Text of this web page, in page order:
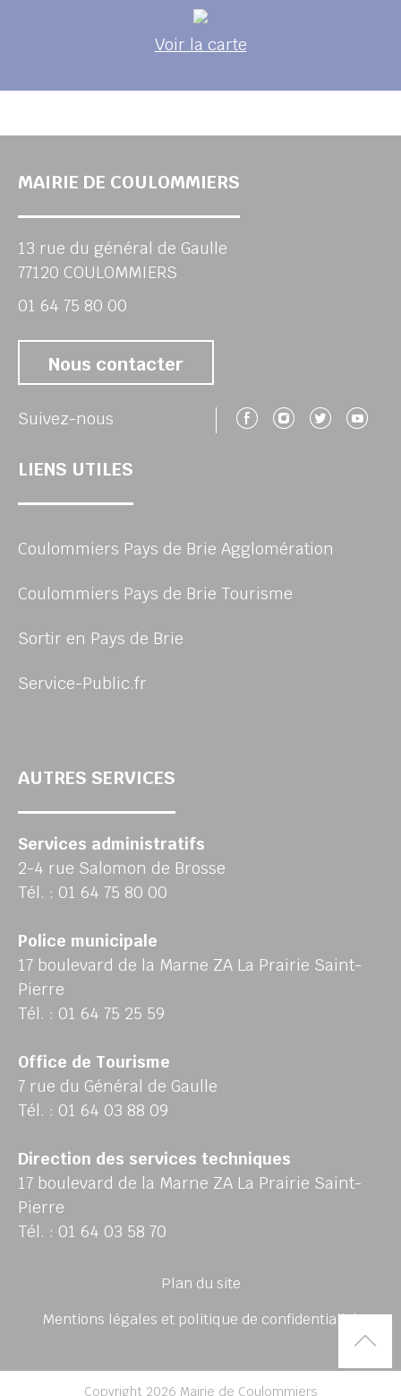
Voir la carte
MAIRIE DE COULOMMIERS
13 rue du général de Gaulle
77120 COULOMMIERS
01 64 75 80 00
Nous contacter
Suivez-nous Suivez-nous
Suivez-
LIENS UTILES
Coulommiers Pays de Brie Agglomération
Coulommiers Pays de Brie Tourisme
Sortir en Pays de Brie
Service-Public.fr
AUTRES SERVICES
Services administratifs
2-4 rue Salomon de Brosse
Tél. : 01 64 75 80 00
Police municipale
17 boulevard de la Marne ZA La Prairie Saint-
Pierre
Tél. : 01 64 75 25 59
Office de Tourisme
7 rue du Général de Gaulle
Tél. : 01 64 03 88 09
Direction des services techniques
17 boulevard de la Marne ZA La Prairie Saint-
Pierre
Tél. : 01 64 03 58 70
Plan du site
Mentions légales et politique de confidentialité
Copyright 2026 Mairie de Coulommiers